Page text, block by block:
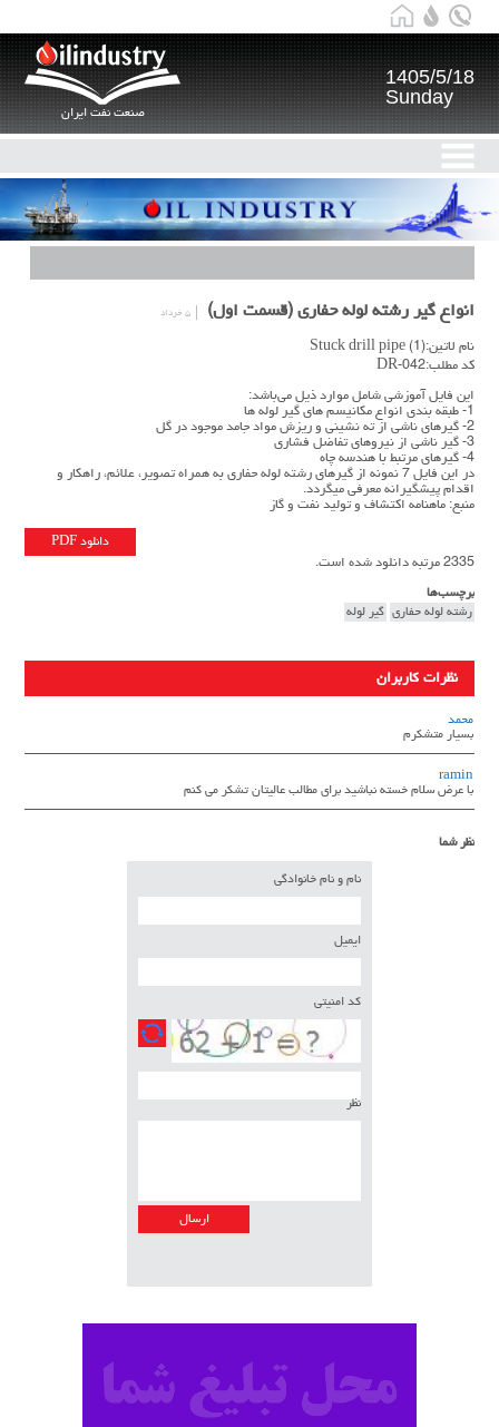
صنعت نفت ایران
1405/5/18
Sunday
انواع گیر رشته لوله حفاری (قسمت اول) ۵ خرداد
نام لاتین:Stuck drill pipe (1)
کد مطلب:DR-042
این فایل آموزشی شامل موارد ذیل می‌باشد:
1- طبقه بندی انواع مکانیسم های گیر لوله ها
2- گیرهای ناشی از ته نشینی و ریزش مواد جامد موجود در گل
3- گیر ناشی از نیروهای تفاضل فشاری
4- گیرهای مرتبط با هندسه چاه
در این فایل 7 نمونه از گیرهای رشته لوله حفاری به همراه تصویر، علائم، راهکار و
اقدام پیشگیرانه معرفی میگردد.
منبع: ماهنامه اکتشاف و تولید نفت و گاز
دانلود PDF
2335 مرتبه دانلود شده است.
برچسب‌ها
رشته لوله حفاری گیر لوله
نظرات کاربران
محمد
بسیار متشکرم
ramin
با عرض سلام خسته نباشید برای مطالب عالیتان تشکر می کنم
نظر شما
نام و نام خانوادگی
ایمیل
کد امنیتی
نظر